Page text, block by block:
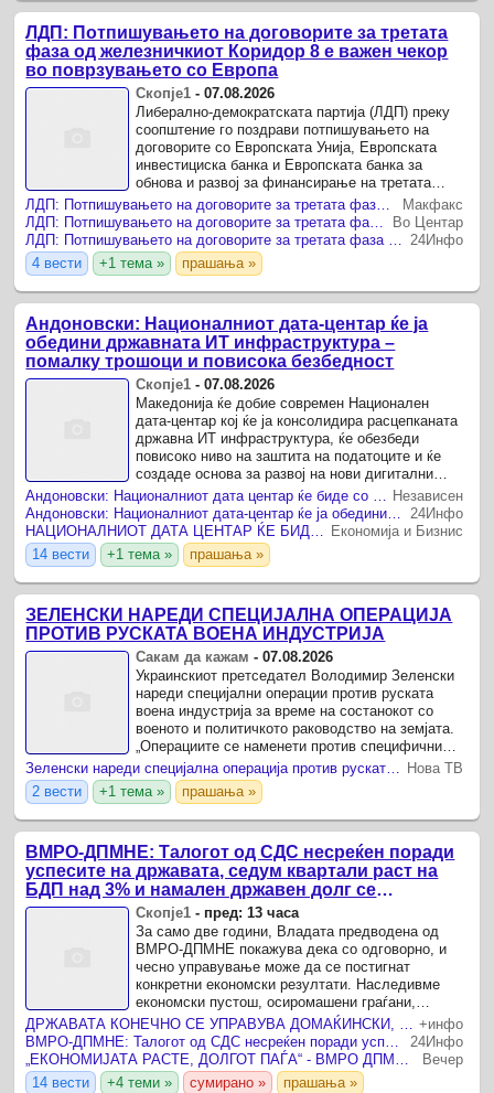
ЛДП: Потпишувањето на договорите за третата
фаза од железничкиот Коридор 8 е важен чекор
во поврзувањето со Европа
Скопје1 -07.08.2026
Либерално-демократската партија (ЛДП) преку
соопштение го поздрави потпишувањето на
договорите со Европската Унија, Европската
инвестициска банка и Европската банка за
обнова и развој за финансирање на третата
фаза од железничкиот Коридор 8, оценувајќи
дека станува збор за ...
Макфакс
Во Центар
24Инфо
4 вести
+1 тема » прашања »
Андоновски: Националниот дата-центар ќе ја
обедини државната ИТ инфраструктура –
помалку трошоци и повисока безбедност
Скопје1 -07.08.2026
Македонија ќе добие современ Национален
дата-центар кој ќе ја консолидира расцепканата
државна ИТ инфраструктура, ќе обезбеди
повисоко ниво на заштита на податоците и ќе
создаде основа за развој на нови дигитални
услуги и технологии.
Андоновски: Националниот дата центар ќе биде со мала инсталирана моќност и ќе служи исклучиво за потребите на државата Независен
Андоновски: Националниот дата-центар ќе ја обедини државната ИТ инфраструктура – помалку трошоци и повисока безбедност
24Инфо
НАЦИОНАЛНИОТ ДАТА ЦЕНТАР ЌЕ БИДЕ СО МАЛА МОЌНОСТ, ВО ПРВА ФАЗА ЌЕ ЧИНИ 20 МИЛИОНИ ЕВРА Економија и Бизнис
14 вести
+1 тема » прашања »
ЗЕЛЕНСКИ НАРЕДИ СПЕЦИЈАЛНА ОПЕРАЦИЈА
ПРОТИВ РУСКАТА ВОЕНА ИНДУСТРИЈА
Сакам да кажам -07.08.2026
Украинскиот претседател Володимир Зеленски
нареди специјални операции против руската
воена индустрија за време на состанокот со
военото и политичкото раководство на земјата.
„Операциите се наменети против специфични
компании што веќе ги идентификувавме.
Зеленски нареди специјална операција против руската воена индустрија Нова ТВ
2 вести
+1 тема » прашања »
ВМРО-ДПМНЕ: Талогот од СДС несреќен поради
успесите на државата, седум квартали раст на
БДП над 3% и намален државен долг се
показатели за економска стабилност
Скопје1 - пред: 13 часа
За само две години, Владата предводена од
ВМРО-ДПМНЕ покажува дека со одговорно, и
чесно управување може да се постигнат
конкретни економски резултати. Наследивме
економски пустош, осиромашени граѓани,
ослабени и нефункционални институции и
огромни обврски.
ДРЖАВАТА КОНЕЧНО СЕ УПРАВУВА ДОМАЌИНСКИ, ТАЛОГОТ ОД СДСМ Е НЕСРЕЌЕН ПОРАДИ ТОА Инфлацијата се забавува, долгот се намалува, а БДП расте +инфо
ВМРО-ДПМНЕ: Талогот од СДС несреќен поради успесите на државата, седум квартали раст на БДП над 3% и намален државен долг
24Инфо
„ЕКОНОМИЈАТА РАСТЕ, ДОЛГОТ ПАЃА“ - ВМРО ДПМНЕ до СДСМ : Седум квартали со раст над 3%
Вечер
14 вести
+4 теми » сумирано » прашања »